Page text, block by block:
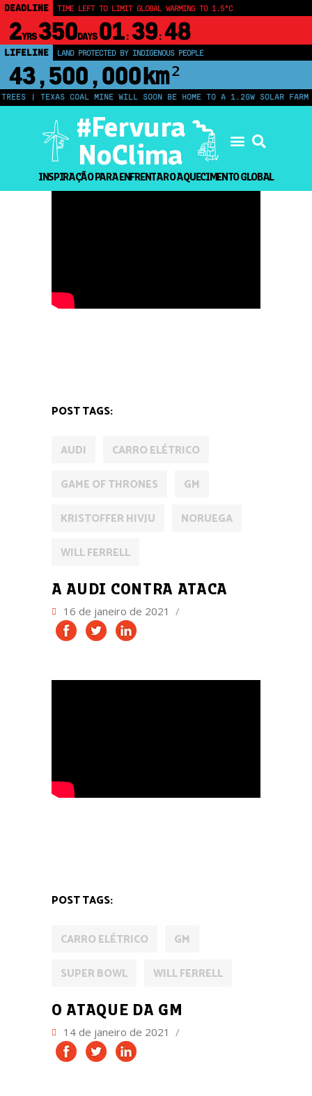
DEADLINE TIME LEFT TO LIMIT GLOBAL WARMING TO 1.5°C
2YRS350DAYS 01: 39: 47
LIFELINE LAND PROTECTED BY INDIGENOUS PEOPLE
43,500,000km²
| TEXAS COAL MINE WILL SOON BE HOME TO A 1.2GW SOLAR
#Fervura
NoClima
INSPIRAÇÃO PARA ENFRENTAR O AQUECIMENTO GLOBAL
POST TAGS:
AUDI
CARRO ELÉTRICO
GAME OF THRONES
GM
KRISTOFFER HIVJU
NORUEGA
WILL FERRELL
A AUDI CONTRA ATACA
16 de janeiro de 2021
POST TAGS:
CARRO ELÉTRICO
GM
SUPER BOWL
WILL FERRELL
O ATAQUE DA GM
14 de janeiro de 2021